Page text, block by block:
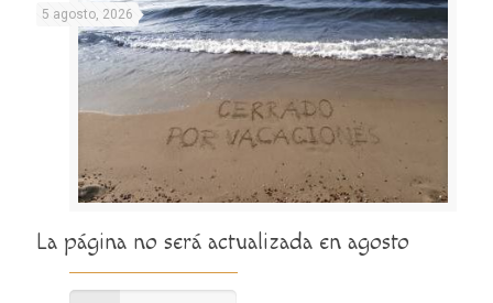
5 agosto, 2026
La página no será actualizada en agosto